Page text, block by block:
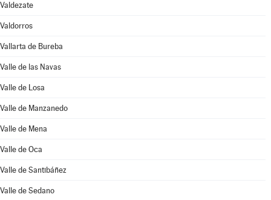
Valdezate
Valdorros
Vallarta de Bureba
Valle de las Navas
Valle de Losa
Valle de Manzanedo
Valle de Mena
Valle de Oca
Valle de Santibáñez
Valle de Sedano